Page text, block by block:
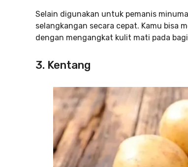
Selain digunakan untuk pemanis
selangkangan secara cepat. Kamu bisa
dengan mengangkat kulit mati pada
3. Kentang